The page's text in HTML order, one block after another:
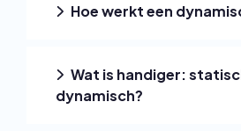
Hoe werkt een
Wat is handiger:
dynamisch?